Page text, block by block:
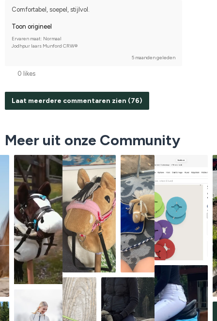
Comfortabel, soepel, stijlvol.
Toon origineel
Ervaren maat: Normaal
Jodhpur laars Munford CRW®
5 maanden geleden
0 likes
Laat meerdere commentaren zien (76)
Meer uit onze Community